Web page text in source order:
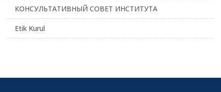
КОНСУЛЬТАТИВНЫЙ СОВЕТ ИНСТИТУТА
Etik Kurul